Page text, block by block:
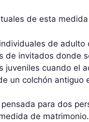
de esta
de adulto
de invitados donde
juveniles cuando el
un colchón antiguo
para dos
de matrimonio.